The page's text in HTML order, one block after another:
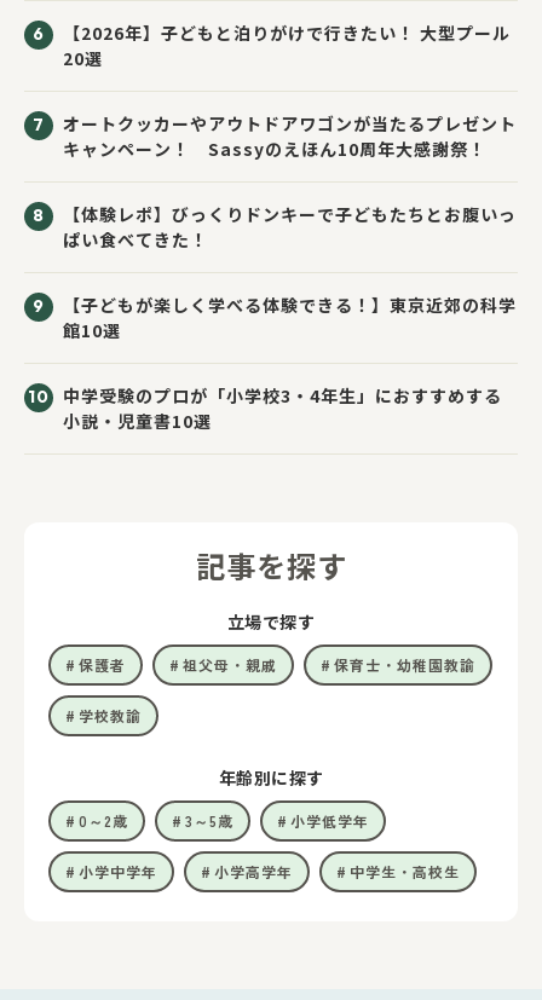
【2026年】子どもと泊りがけで行きたい！ 大型プール
20選
オートクッカーやアウトドアワゴンが当たるプレゼント
キャンペーン！ Sassyのえほん10周年大感謝祭！
【体験レポ】びっくりドンキーで子どもたちとお腹いっ
ぱい食べてきた！
【子どもが楽しく学べる体験できる！】東京近郊の科学
館10選
中学受験のプロが「小学校3・4年生」におすすめする
小説・児童書10選
記事を探す
立場で探す
保護者 祖父母・親戚 保育士・幼稚園教諭
学校教諭
年齢別に探す
0～2歳 3～5歳 小学低学年
小学中学年 小学高学年 中学生・高校生